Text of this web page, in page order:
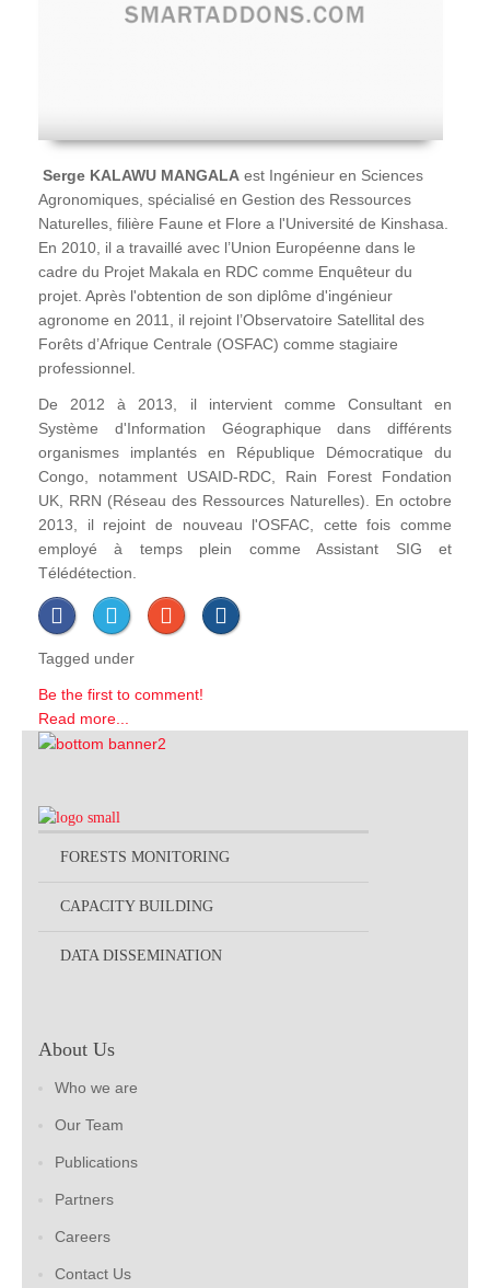
Serge KALAWU MANGALA est Ingénieur en Sciences
Agronomiques, spécialisé en Gestion des Ressources
Naturelles, filière Faune et Flore a l'Université de Kinshasa.
En 2010, il a travaillé avec l’Union Européenne dans le
cadre du Projet Makala en RDC comme Enquêteur du
projet. Après l'obtention de son diplôme d'ingénieur
agronome en 2011, il rejoint l’Observatoire Satellital des
Forêts d’Afrique Centrale (OSFAC) comme stagiaire
professionnel.
De 2012 à 2013, il intervient comme Consultant en
Système d'Information Géographique dans différents
organismes implantés en République Démocratique du
Congo, notamment USAID-RDC, Rain Forest Fondation
UK, RRN (Réseau des Ressources Naturelles). En octobre
2013, il rejoint de nouveau l'OSFAC, cette fois comme
employé à temps plein comme Assistant SIG et
Télédétection.
Tagged under
Be the first to comment!
Read more...
FORESTS MONITORING
CAPACITY BUILDING
DATA DISSEMINATION
About Us
Who we are
Our Team
Publications
Partners
Careers
Contact Us